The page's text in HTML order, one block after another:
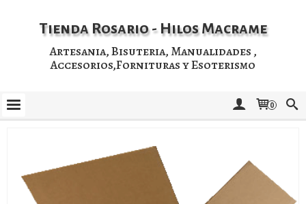
Tienda Rosario - Hilos Macrame
Artesania, Bisuteria, Manualidades ,
Accesorios,Fornituras y Esoterismo
0